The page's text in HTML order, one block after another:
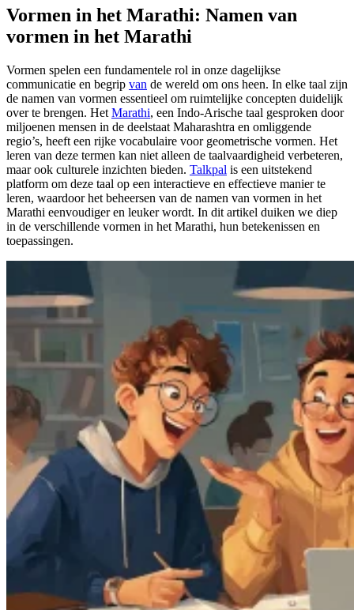
Vormen in het Marathi: Namen van
vormen in het Marathi
Vormen spelen een fundamentele rol in onze dagelijkse
communicatie en begrip van de wereld om ons heen. In elke taal zijn
de namen van vormen essentieel om ruimtelijke concepten duidelijk
over te brengen. Het Marathi, een Indo-Arische taal gesproken door
miljoenen mensen in de deelstaat Maharashtra en omliggende
regio’s, heeft een rijke vocabulaire voor geometrische vormen. Het
leren van deze termen kan niet alleen de taalvaardigheid verbeteren,
maar ook culturele inzichten bieden. Talkpal is een uitstekend
platform om deze taal op een interactieve en effectieve manier te
leren, waardoor het beheersen van de namen van vormen in het
Marathi eenvoudiger en leuker wordt. In dit artikel duiken we diep
in de verschillende vormen in het Marathi, hun betekenissen en
toepassingen.